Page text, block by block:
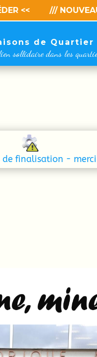
NOUVEAU :
de Quartier
sollidaire dans les
finalisation -